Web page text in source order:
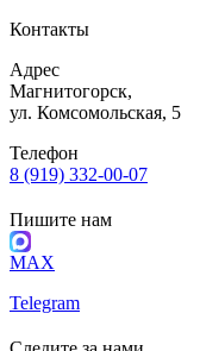
Контакты
Адрес
Магнитогорск,
ул. Комсомольская, 5
Телефон
8 (919) 332-00-07
Пишите нам
MAX
Telegram